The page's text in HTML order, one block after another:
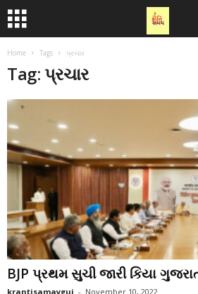
Home Tags પ્રચાર
Tag: પ્રચાર
BJP પ્રથમ સુચી જારી કિયા
krantisamayguj - November 10, 2022